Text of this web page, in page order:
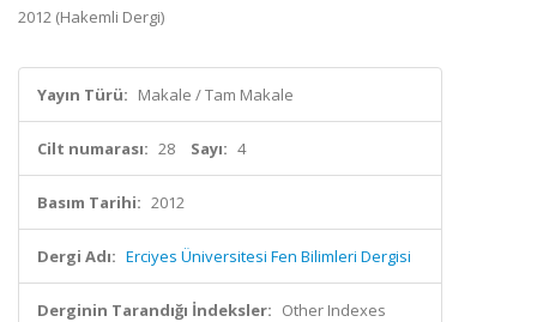
2012 (Hakemli Dergi)
Yayın Türü: Makale / Tam Makale
Cilt numarası: 28 Sayı: 4
Basım Tarihi: 2012
Dergi Adı: Erciyes Üniversitesi Fen Bilimleri Dergisi
Derginin Tarandığı İndeksler: Other Indexes